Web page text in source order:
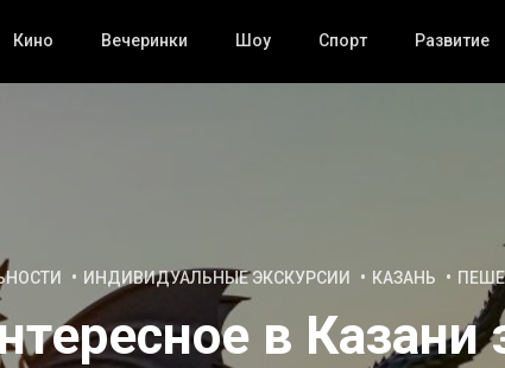
Кино Вечеринки Шоу Спорт Развитие
ИНДИВИДУАЛЬНЫЕ ЭКСКУРСИИ КАЗАНЬ
в Казани